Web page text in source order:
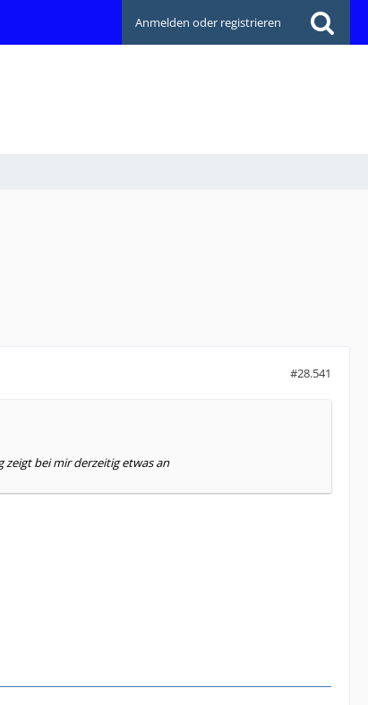
Anmelden oder registrieren
#28.541
zeigt bei mir derzeitig etwas an